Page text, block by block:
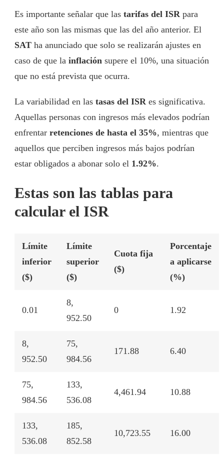
Es importante señalar que las tarifas del ISR para
este año son las mismas que las del año anterior. El
SAT ha anunciado que solo se realizarán ajustes en
caso de que la inflación supere el 10%, una situación
que no está prevista que ocurra.
La variabilidad en las tasas del ISR es significativa.
Aquellas personas con ingresos más elevados podrían
enfrentar retenciones de hasta el 35%, mientras que
aquellos que perciben ingresos más bajos podrían
estar obligados a abonar solo el 1.92%.
Estas son las tablas para
calcular el ISR
Límite
inferior
($)
Límite
superior
($)
Cuota fija
($)
Porcentaje
a aplicarse
(%)
0.01
8,
952.50
0 1.92
8,
952.50
75,
984.56
171.88 6.40
75,
984.56
133,
536.08
4,461.94 10.88
133,
536.08
185,
852.58
10,723.55 16.00